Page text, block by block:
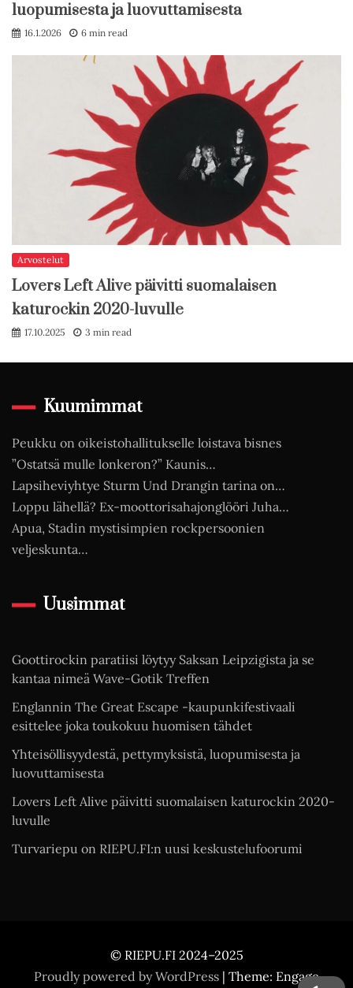
luopumisesta ja luovuttamisesta
16.1.2026 6 min read
Arvostelut
Lovers Left Alive päivitti suomalaisen
katurockin 2020-luvulle
17.10.2025 3 min read
Kuumimmat
Peukku on oikeistohallitukselle loistava bisnes
”Ostatsä mulle lonkeron?” Kaunis…
Lapsiheviyhtye Sturm Und Drangin tarina on…
Loppu lähellä? Ex-moottorisahajonglööri Juha…
Apua, Stadin mystisimpien rockpersoonien
veljeskunta…
Uusimmat
Goottirockin paratiisi löytyy Saksan Leipzigista ja se
kantaa nimeä Wave-Gotik Treffen
Englannin The Great Escape -kaupunkifestivaali
esittelee joka toukokuu huomisen tähdet
Yhteisöllisyydestä, pettymyksistä, luopumisesta ja
luovuttamisesta
Lovers Left Alive päivitti suomalaisen katurockin 2020-
luvulle
Turvariepu on RIEPU.FI:n uusi keskustelufoorumi
© RIEPU.FI 2024–2025
Proudly powered by WordPress | Theme: Engage